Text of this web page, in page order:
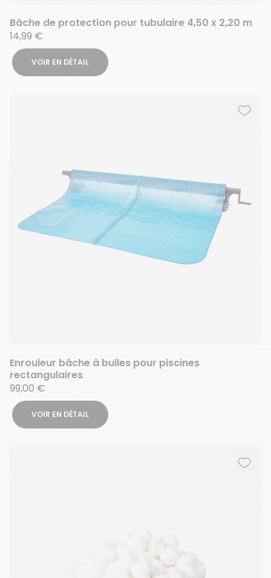
Bâche de protection pour tubulaire 4,50 x 2,20 m
14,99 €
VOIR EN DÉTAIL
Enrouleur bâche à bulles pour piscines
rectangulaires
99,00 €
VOIR EN DÉTAIL